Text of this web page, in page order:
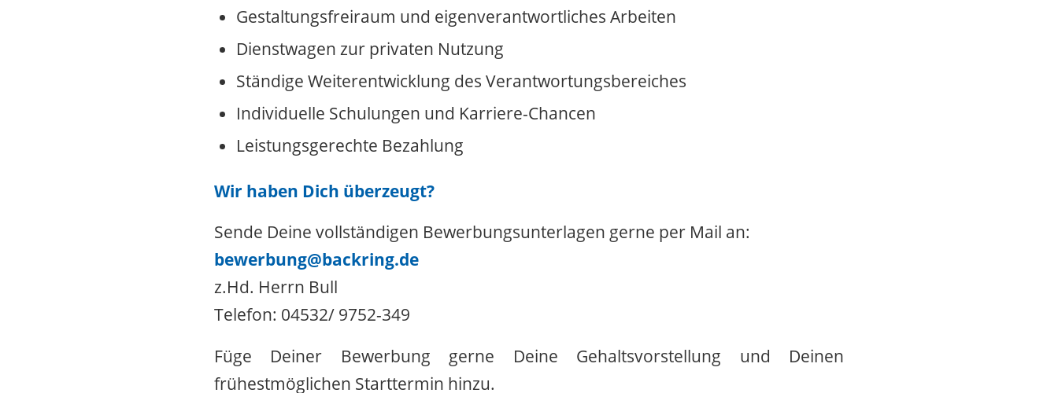
Gestaltungsfreiraum und eigenverantwortliches Arbeiten
Dienstwagen zur privaten Nutzung
Ständige Weiterentwicklung des Verantwortungsbereiches
Individuelle Schulungen und Karriere-Chancen
Leistungsgerechte Bezahlung
Wir haben Dich überzeugt?
Sende Deine vollständigen Bewerbungsunterlagen gerne per Mail an:
bewerbung@backring.de
z.Hd. Herrn Bull
Telefon: 04532/ 9752-349
Füge Deiner Bewerbung gerne Deine Gehaltsvorstellung und Deinen
frühestmöglichen Starttermin hinzu.